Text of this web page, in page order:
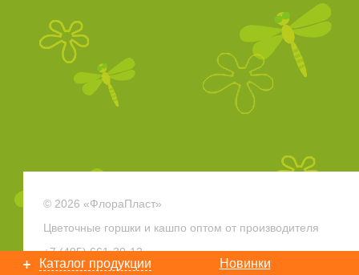
© 2026 «ФлораПласт»
Цветочные горшки и кашпо оптом от производителя
+7 (495)661-30-12
Каталог продукции Новинки